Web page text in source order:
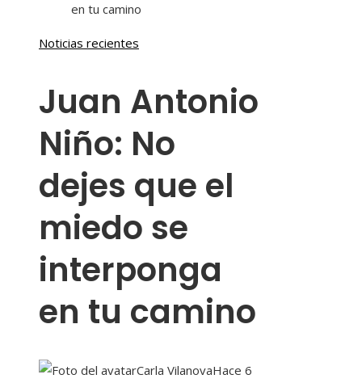
en tu camino
Noticias recientes
Juan Antonio
Niño: No
dejes que el
miedo se
interponga
en tu camino
Carla VilanovaHace 6